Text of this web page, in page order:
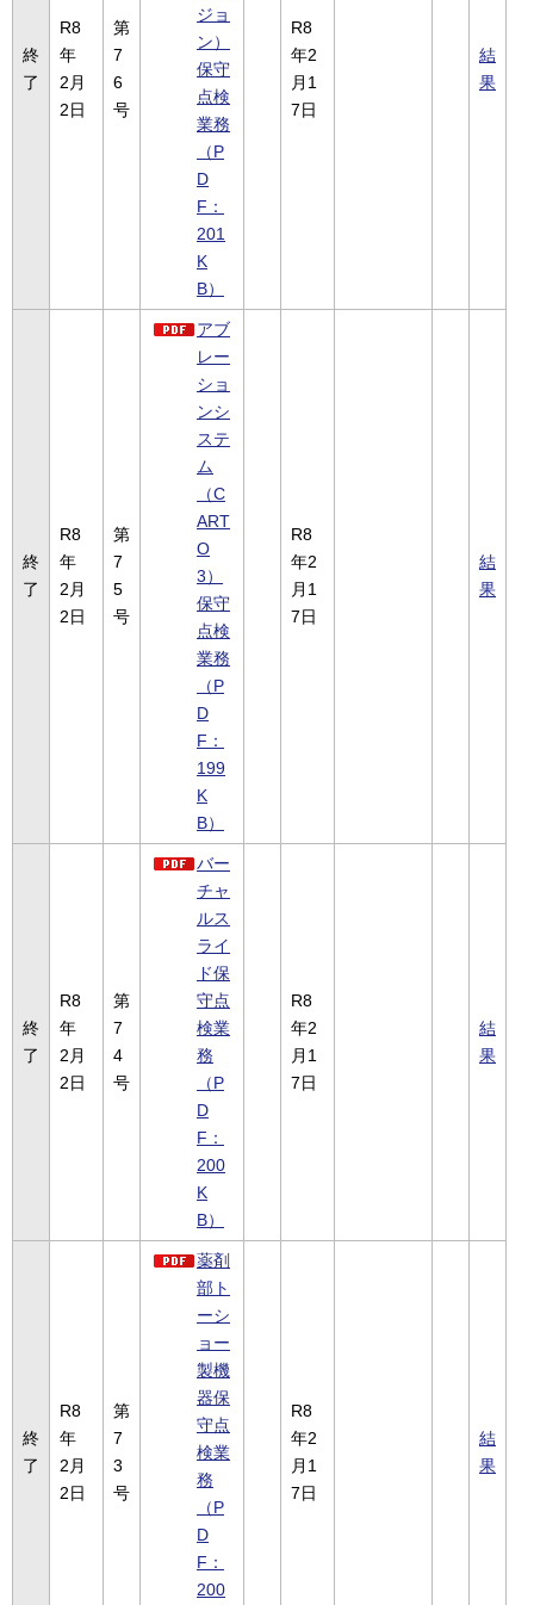
終
了
R8
年
2月
2日
第
7
6
号
ジョ
ン）
保守
点検
業務
（P
D
F：
201
K
B）
R8
年2
月1
7日
結
果
終
了
R8
年
2月
2日
第
7
5
号
アブ
レー
ショ
ンシ
ステ
ム
（C
ART
O
3）
保守
点検
業務
（P
D
F：
199
K
B）
R8
年2
月1
7日
結
果
終
了
R8
年
2月
2日
第
7
4
号
バー
チャ
ルス
ライ
ド保
守点
検業
務
（P
D
F：
200
K
B）
R8
年2
月1
7日
結
果
終
了
R8
年
2月
2日
第
7
3
号
薬剤
部ト
ーシ
ョー
製機
器保
守点
検業
務
（P
D
F：
200
R8
年2
月1
7日
結
果